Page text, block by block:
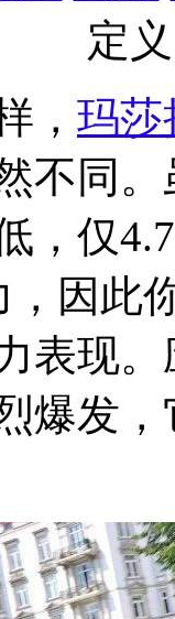
定
， 玛莎
不同
，仅
，因此
表现
爆发